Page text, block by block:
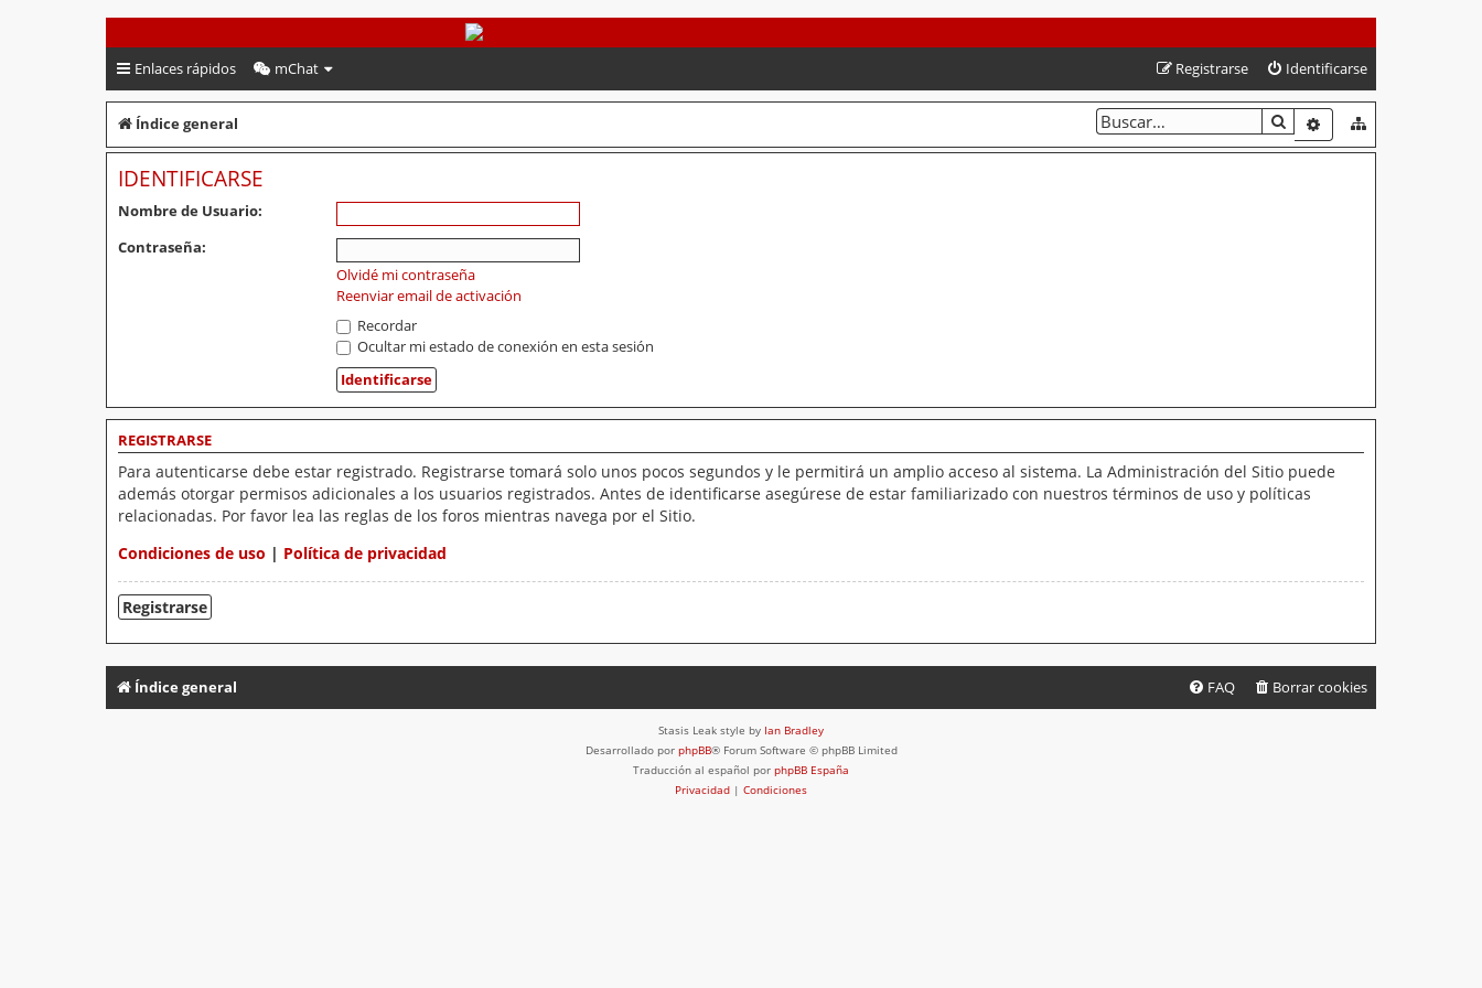
PeruVoley.com
Enlaces rápidos mChat Identificarse
Registrarse
Índice general BUSCARBÚSQUEDA
IDENTIFICARSE
Nombre de Usuario:
Contraseña:
Olvidé mi contraseña
Reenviar email de activación
Recordar
Ocultar mi estado de conexión en esta sesión
REGISTRARSE
Para autenticarse debe estar registrado. Registrarse tomará solo unos pocos segundos y le permitirá un amplio acceso al sistema. La Administración del Sitio puede
además otorgar permisos adicionales a los usuarios registrados. Antes de identificarse asegúrese de estar familiarizado con nuestros términos de uso y políticas
relacionadas. Por favor lea las reglas de los foros mientras navega por el Sitio.
Condiciones de uso | Política de privacidad
Registrarse
Índice general Borrar cookies
FAQ
Stasis Leak style by Ian Bradley
Desarrollado por phpBB® Forum Software © phpBB Limited
Traducción al español por phpBB España
Privacidad | Condiciones